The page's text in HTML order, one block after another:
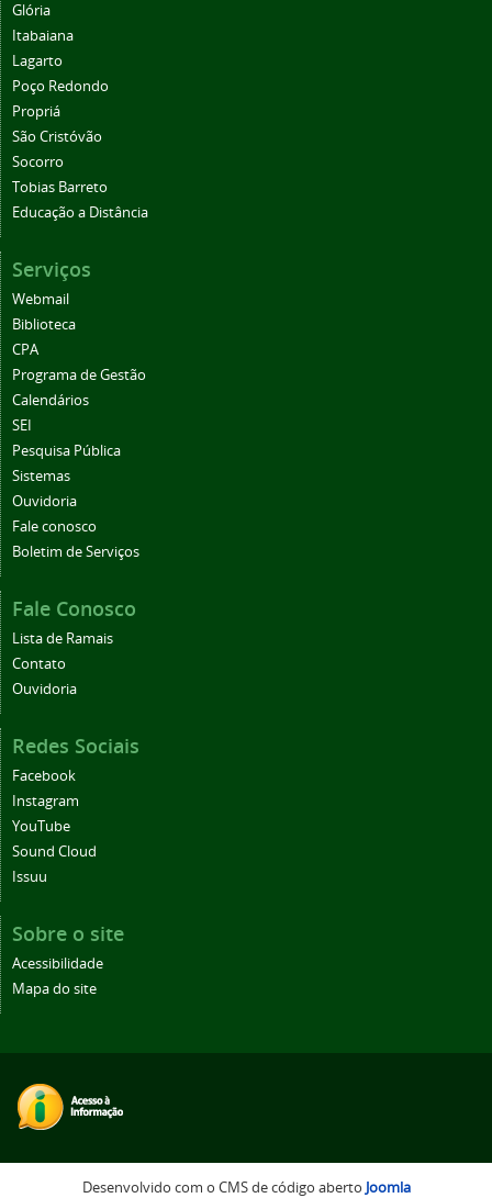
Glória
Itabaiana
Lagarto
Poço Redondo
Propriá
São Cristóvão
Socorro
Tobias Barreto
Educação a Distância
Serviços
Webmail
Biblioteca
CPA
Programa de Gestão
Calendários
SEI
Pesquisa Pública
Sistemas
Ouvidoria
Fale conosco
Boletim de Serviços
Fale Conosco
Lista de Ramais
Contato
Ouvidoria
Redes Sociais
Facebook
Instagram
YouTube
Sound Cloud
Issuu
Sobre o site
Acessibilidade
Mapa do site
Desenvolvido com o CMS de código aberto Joomla